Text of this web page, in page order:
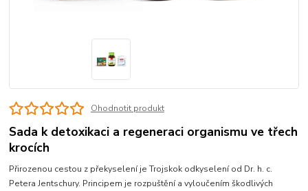
Ohodnotit produkt
Sada k detoxikaci a regeneraci organismu ve třech
krocích
Přirozenou cestou z překyselení je Trojskok odkyselení od Dr. h. c.
Petera Jentschury. Principem je rozpuštění a vyloučením škodlivých